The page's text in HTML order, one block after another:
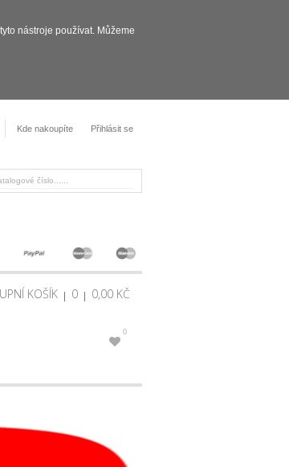
nástroje používat. Můžeme
Kde nakoupíte Přihlásit se
KOŠÍK 0 0,00 KČ
0